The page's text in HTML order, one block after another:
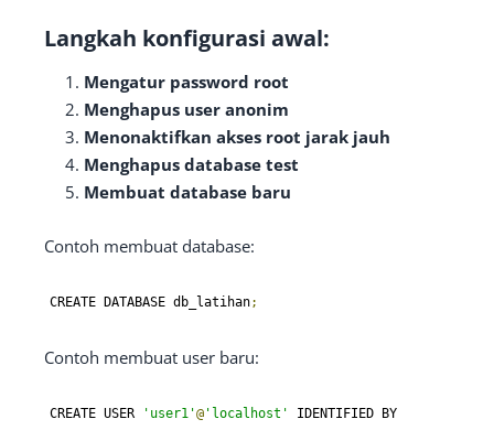
Langkah konfigurasi awal:
Mengatur password root
Menghapus user anonim
Menonaktifkan akses root jarak jauh
Menghapus database test
Membuat database baru
Contoh membuat database:
CREATE DATABASE db_latihan;
Contoh membuat user baru:
CREATE USER 'user1'@ 'localhost'